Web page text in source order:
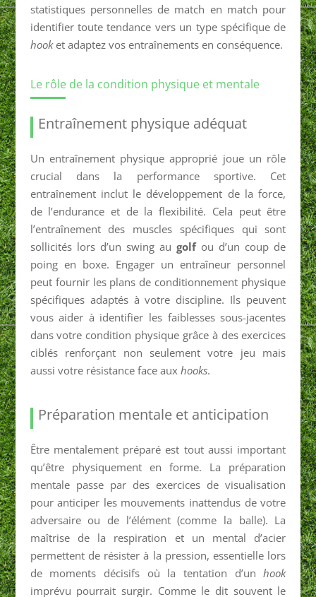
statistiques personnelles de match en match pour
identifier toute tendance vers un type spécifique de
hooket adaptez vos entraînements en conséquence.
Le rôle de la condition physique et mentale
Entraînement physique adéquat
Un entraînement physique approprié joue un rôle
crucial dans la performance sportive. Cet
entraînement inclut le développement de la force,
de l’endurance et de la flexibilité. Cela peut être
l’entraînement des muscles spécifiques qui sont
sollicités lors d’un swing augolfou d’un coup de
poing en boxe. Engager un entraîneur personnel
peut fournir les plans de conditionnement physique
spécifiques adaptés à votre discipline. Ils peuvent
vous aider à identifier les faiblesses sous-jacentes
dans votre condition physique grâce à des exercices
ciblés renforçant non seulement votre jeu mais
aussi votre résistance face aux hooks.
Préparation mentale et anticipation
Être mentalement préparé est tout aussi important
qu’être physiquement en forme. La préparation
mentale passe par des exercices de visualisation
pour anticiper les mouvements inattendus de votre
adversaire ou de l’élément (comme la balle). La
maîtrise de la respiration et un mental d’acier
permettent de résister à la pression, essentielle lors
de moments décisifs où la tentation d’unhook
imprévu pourrait surgir. Comme le dit souvent le